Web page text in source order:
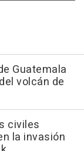
Guatemala
volcán de
civiles
la invasión